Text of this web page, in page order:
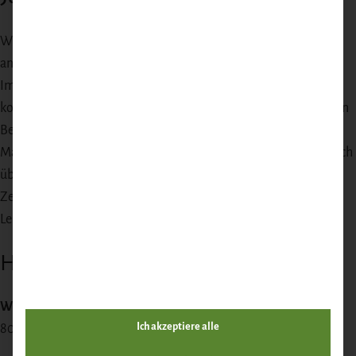
Wildfleisch kaufen Sie bei uns direkt an der Quelle – nicht aus
anonymen Großhandelskanälen und nicht aus tiefgefrorener
Importware aus Neuseeland oder Polen. Jedes Stück Rehfleisch
kommt von einem konkreten Tier aus einem konkreten Revier in
Berlin-Brandenburg. Das bedeutet: keine Medikamente, keine
Massentierhaltung, kurze Wege und ein Geschmack, der deutlich
über Supermarkt-Wild hinausgeht. Dazu handwerkliche
Zerlegung, frische Vakuumierung und Wildbret in
Lebensmittelqualität, die Sie so nur beim Jäger bekommen.
Häufige Fragen
Wie schwer ist eine Rehschulter?
800 g – 1,5 kg je nach Tier. Reicht für 3–5 Personen.
Ich akzeptiere alle